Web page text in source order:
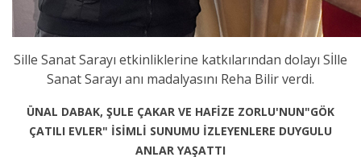
Sille Sanat Sarayı etkinliklerine katkılarından dolayı Sİlle
Sanat Sarayı anı madalyasını Reha Bilir verdi.
ÜNAL DABAK, ŞULE ÇAKAR VE HAFİZE ZORLU'NUN"GÖK
ÇATILI EVLER" İSİMLİ SUNUMU İZLEYENLERE DUYGULU
ANLAR YAŞATTI